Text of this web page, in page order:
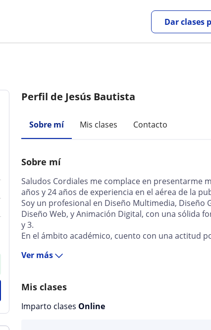
Dar clases
Perfil de Jesús Bautista
Sobre mí Mis clases Contacto
Sobre mí
Saludos Cordiales me complace en presentarme
años y 24 años de experiencia en el aérea de la
Soy un profesional en Diseño Multimedia, Diseño
Diseño Web, y Animación Digital, con una sólida
y 3.
En el ámbito académico, cuento con una actitud
Ver más
Mis clases
Imparto clases Online